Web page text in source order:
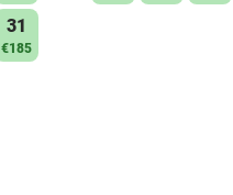
31
€185